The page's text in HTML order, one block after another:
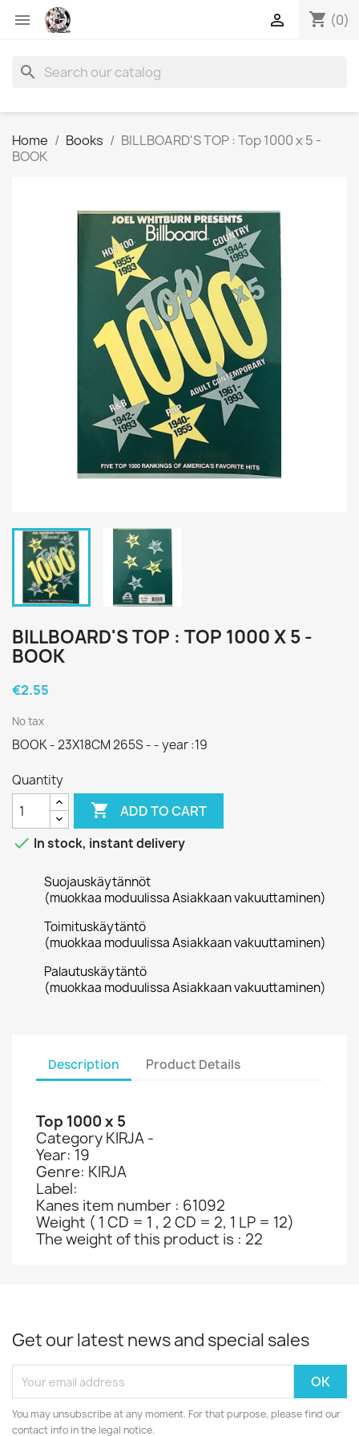
 shopping_cart (0)

search
Home Books
BILLBOARD'S TOP : Top 1000 x 5 -
BOOK
BILLBOARD'S TOP : TOP 1000 X 5 -
BOOK
€2.55
No tax
BOOK - 23X18CM 265S - - year :19
Quantity
 ADD TO CART
 In stock, instant delivery
Suojauskäytännöt
(muokkaa moduulissa Asiakkaan vakuuttaminen)
Toimituskäytäntö
(muokkaa moduulissa Asiakkaan vakuuttaminen)
Palautuskäytäntö
(muokkaa moduulissa Asiakkaan vakuuttaminen)
Description Product Details
Top 1000 x 5
Category KIRJA -
Year: 19
Genre: KIRJA
Label:
Kanes item number : 61092
Weight ( 1 CD = 1 , 2 CD = 2, 1 LP = 12)
The weight of this product is : 22
Get our latest news and special sales
You may unsubscribe at any moment. For that purpose, please find our
contact info in the legal notice.